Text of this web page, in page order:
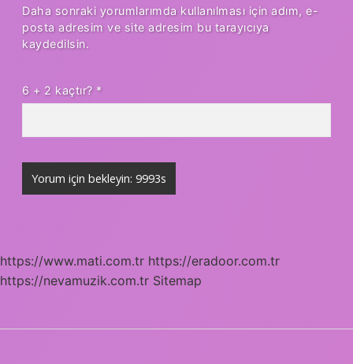
Daha sonraki yorumlarımda kullanılması için adım, e-
posta adresim ve site adresim bu tarayıcıya
kaydedilsin.
6 + 2 kaçtır? *
https://www.mati.com.tr https://eradoor.com.tr
https://nevamuzik.com.tr Sitemap